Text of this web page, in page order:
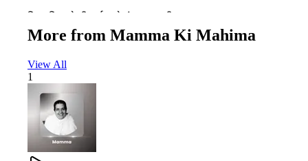
The heights of Yoga and the depths of Knowledge,
You have taught us—Mamma, you are our inspiration.
Your pure virtues, your loving sustenance,
More from Mamma Ki Mahima
View All
1